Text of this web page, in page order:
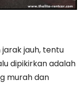
jauh, tentu
dipikirkan adalah
murah dan